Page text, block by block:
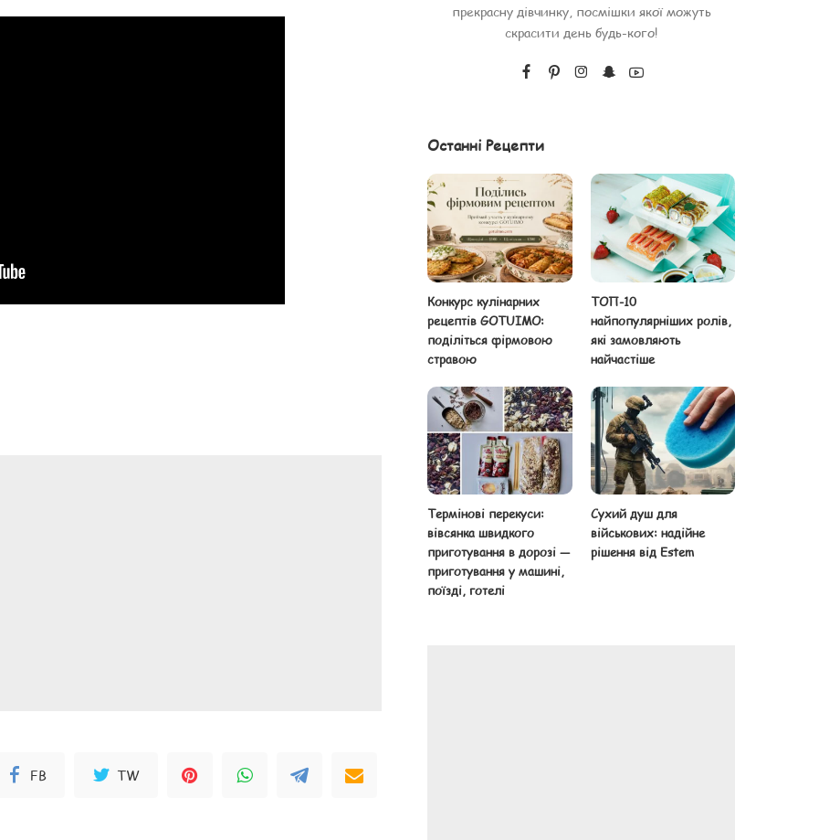
FB TW
прекрасну дівчинку, посмішки якої можуть
скрасити день будь-кого!
Останні Рецепти
Конкурс кулінарних
рецептів GOTUIMO:
поділіться фірмовою
стравою
ТОП-10
найпопулярніших ролів,
які замовляють
найчастіше
Термінові перекуси:
вівсянка швидкого
приготування в дорозі —
приготування у машині,
поїзді, готелі
Сухий душ для
військових: надійне
рішення від Estem